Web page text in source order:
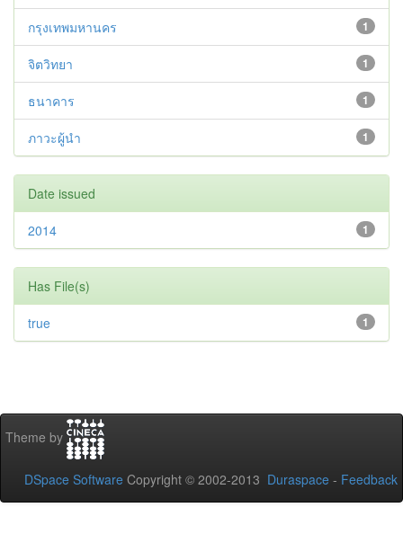
1
กรุงเทพมหานคร
1
จิตวิทยา
1
ธนาคาร
1
ภาวะผู้นำ
Date issued
1
2014
Has File(s)
1
true
Theme by
DSpace Software Copyright © 2002-2013 Duraspace - Feedback